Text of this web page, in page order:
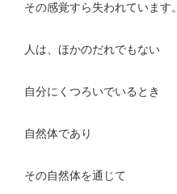
その感覚すら失われています。
人は、ほかのだれでもない
自分にくつろいでいるとき
自然体であり
その自然体を通じて